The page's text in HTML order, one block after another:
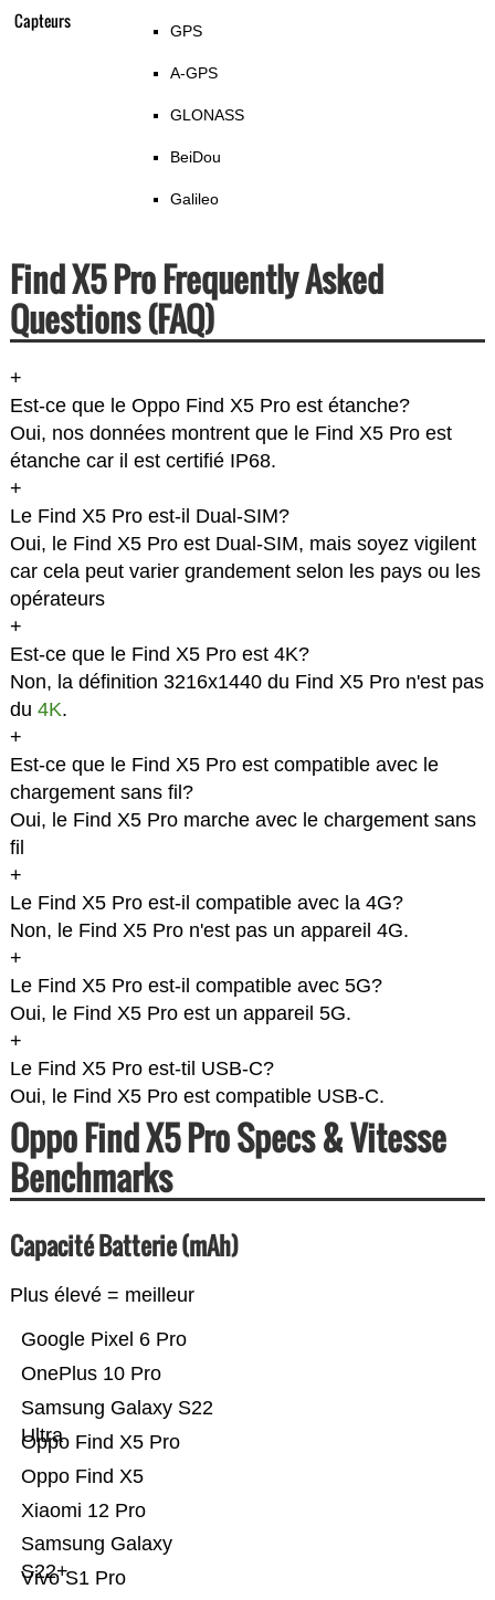
Capteurs GPS
A-GPS
GLONASS
BeiDou
Galileo
Find X5 Pro Frequently Asked
Questions (FAQ)
+
Est-ce que le Oppo Find X5 Pro est étanche?
Oui, nos données montrent que le Find X5 Pro est
étanche car il est certifié IP68.
+
Le Find X5 Pro est-il Dual-SIM?
Oui, le Find X5 Pro est Dual-SIM, mais soyez vigilent
car cela peut varier grandement selon les pays ou les
opérateurs
+
Est-ce que le Find X5 Pro est 4K?
Non, la définition 3216x1440 du Find X5 Pro n'est pas
du 4K.
+
Est-ce que le Find X5 Pro est compatible avec le
chargement sans fil?
Oui, le Find X5 Pro marche avec le chargement sans
fil
+
Le Find X5 Pro est-il compatible avec la 4G?
Non, le Find X5 Pro n'est pas un appareil 4G.
+
Le Find X5 Pro est-il compatible avec 5G?
Oui, le Find X5 Pro est un appareil 5G.
+
Le Find X5 Pro est-til USB-C?
Oui, le Find X5 Pro est compatible USB-C.
Oppo Find X5 Pro Specs & Vitesse
Benchmarks
Capacité Batterie (mAh)
Plus élevé = meilleur
Vivo S1 Pro
Samsung Galaxy
S22+
Xiaomi 12 Pro
Oppo Find X5
Oppo Find X5 Pro
Samsung Galaxy S22
Ultra
OnePlus 10 Pro
Google Pixel 6 Pro